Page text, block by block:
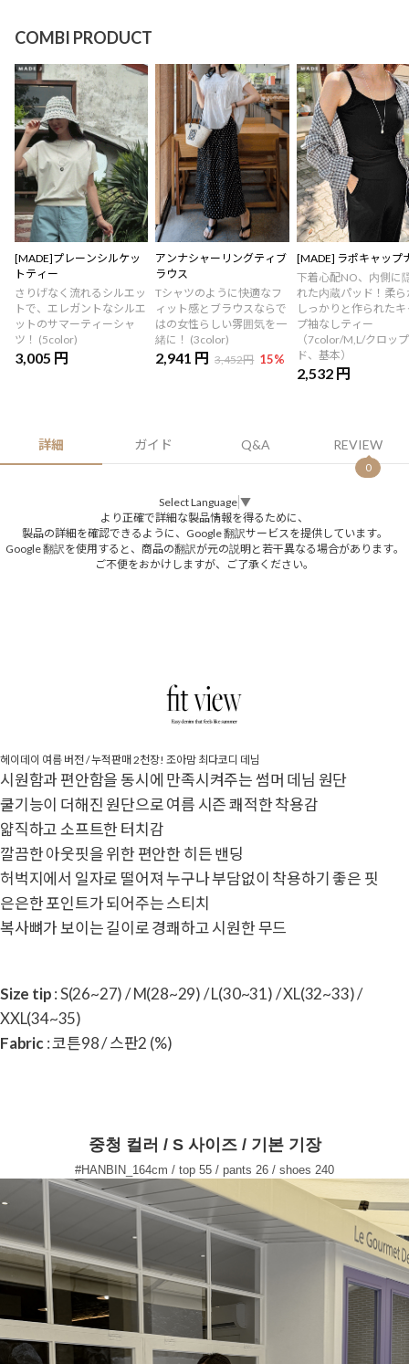
COMBI PRODUCT
[MADE]プレーンシルケッ
トティー
さりげなく流れるシルエッ
トで、エレガントなシルエ
ットのサマーティーシャ
ツ！ (5color)
3,005 円
アンナシャーリングティブ
ラウス
Tシャツのように快適なフ
ィット感とブラウスならで
はの女性らしい雰囲気を一
緒に！ (3color)
2,941 円 3,452円 15%
[MADE] ラポキャップ
下着心配NO、内側に
れた内蔵パッド！柔ら
しっかりと作られたキ
プ袖なしティー
（7color/M,L/クロップ
ド、基本）
2,532 円
詳細 ガイド Q&A REVIEW
0
Select Language ▼
より正確で詳細な製品情報を得るために、
製品の詳細を確認できるように、Google 翻訳サービスを提供しています。
Google 翻訳を使用すると、商品の翻訳が元の説明と若干異なる場合があります。
ご不便をおかけしますが、ご了承ください。
헤이데이 여름 버전 / 누적판매 2천장! 조아맘 최다코디 데님
시원함과 편안함을 동시에 만족시켜주는 썸머 데님 원단
쿨기능이 더해진 원단으로 여름 시즌 쾌적한 착용감
얇직하고 소프트한 터치감
깔끔한 아웃핏을 위한 편안한 히든 밴딩
허벅지에서 일자로 떨어져 누구나 부담없이 착용하기 좋은 핏
은은한 포인트가 되어주는 스티치
복사뼈가 보이는 길이로 경쾌하고 시원한 무드
Size tip: S(26~27) / M(28~29) / L(30~31) / XL(32~33) /
XXL(34~35)
Fabric: 코튼98 / 스판2 (%)
중청 컬러 / S 사이즈 / 기본 기장
#HANBIN_164cm / top 55 / pants 26 / shoes 240